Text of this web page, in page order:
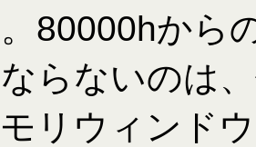
80000hから
らないのは
リウィンド